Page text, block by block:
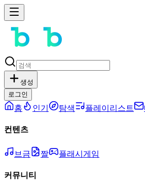
생성
로그인
홈 인기 탐색 플레이리스트
컨텐츠
브금 짤 플래시게임
커뮤니티